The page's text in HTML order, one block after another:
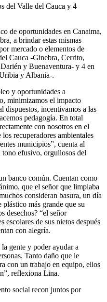
del Valle del Cauca y 4
de oportunidades en Canaima,
a brindar estas mismas
mercado o elementos de
Cauca -Ginebra, Cerrito,
y Buenaventura- y 4 en
y Albania-.
y oportunidades a
minimizamos el impacto
dispuestos, incentivamos a las
pedagogía. En total
con nosotros en el
recuperadores ambientales
municipios”, cuenta al
tono efusivo, orgullosos del
banco común. Cuentan como
que el señor que limpiaba
consideran basura, un día
más grande que su
desechos? “el señor
de sus nietos después
con alegría.
gente y poder ayudar a
Tanto daño que le
con un trabajo en equipo, ellos
reflexiona Lina.